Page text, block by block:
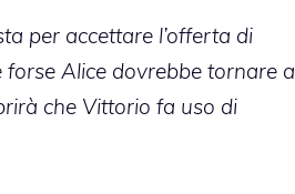
per accettare l’offerta di
Alice dovrebbe tornare a
che Vittorio fa uso di